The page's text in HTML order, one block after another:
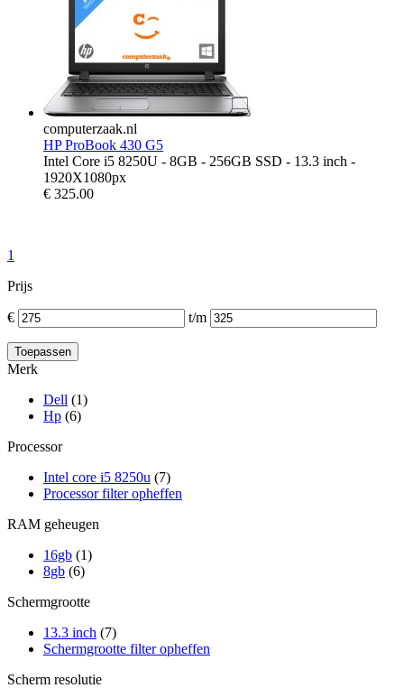
computerzaak.nl
HP ProBook 430 G5
Intel Core i5 8250U - 8GB - 256GB SSD - 13.3 inch -
1920X1080px
€ 325.00
1
Prijs
€ t/m
Merk
Dell (1)
Hp (6)
Processor
Intel core i5 8250u (7)
Processor filter opheffen
RAM geheugen
16gb (1)
8gb (6)
Schermgrootte
13.3 inch (7)
Schermgrootte filter opheffen
Scherm resolutie